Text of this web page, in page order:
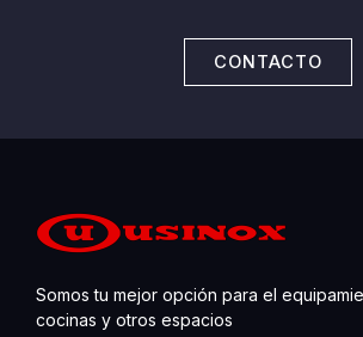
CONTACTO
Somos tu mejor opción para el
cocinas y otros espacios